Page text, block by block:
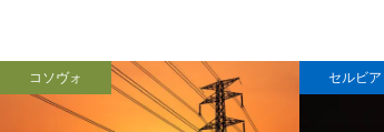
コソヴォ セルビア